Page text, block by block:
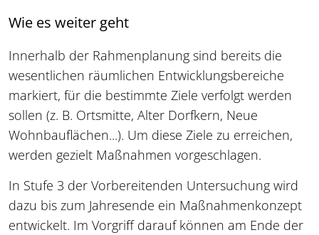
Wie es weiter geht
Innerhalb der Rahmenplanung sind bereits die
wesentlichen räumlichen Entwicklungsbereiche
markiert, für die bestimmte Ziele verfolgt werden
sollen (z. B. Ortsmitte, Alter Dorfkern, Neue
Wohnbauflächen...). Um diese Ziele zu erreichen,
werden gezielt Maßnahmen vorgeschlagen.
In Stufe 3 der Vorbereitenden Untersuchung wird
dazu bis zum Jahresende ein Maßnahmenkonzept
entwickelt. Im Vorgriff darauf können am Ende der